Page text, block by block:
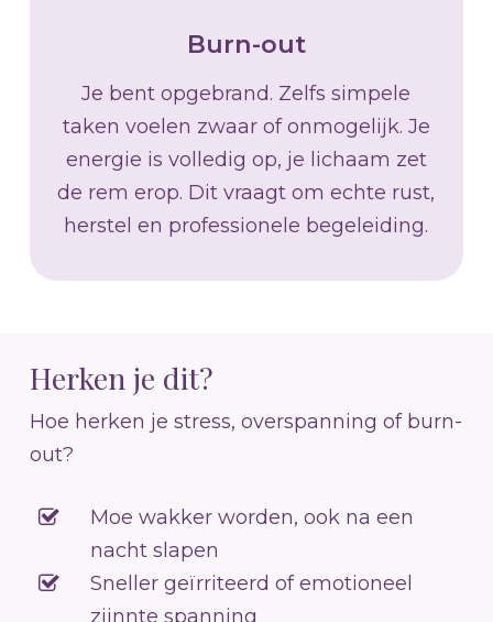
Burn-out
Je bent opgebrand. Zelfs simpele
taken voelen zwaar of onmogelijk. Je
energie is volledig op, je lichaam zet
de rem erop. Dit vraagt om echte rust,
herstel en professionele begeleiding.
Herken je dit?
Hoe herken je stress, overspanning of burn-
out?
Moe wakker worden, ook na een
nacht slapen
Sneller geïrriteerd of emotioneel
zijnnte spanning